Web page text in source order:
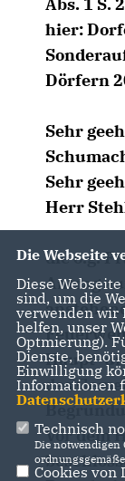
hier:
Dörfern
Sehr
Sehr
Herr
die o.g.
Antrag
Haupt-
des
Vor dem
Die Webseite
Diese
sind, um die
verwenden wir
helfen, unser
Optmierung).
Dienste,
Einwilligung
Informationen
Technisch
Die notwendigen
Cookies